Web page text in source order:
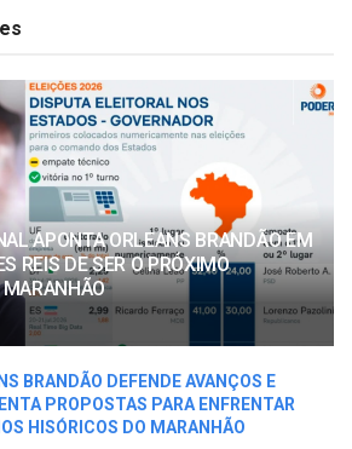
APONTA ORLEANS BRANDÃO EM
REIS DE SER O PRÓXIMO
MARANHÃO
BRANDÃO DEFENDE AVANÇOS E
PROPOSTAS PARA ENFRENTAR
HISÓRICOS DO MARANHÃO